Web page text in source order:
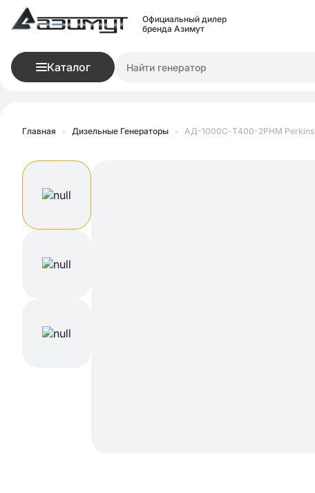
Официальный дилер
бренда Азимут
Каталог
Главная • Дизельные Генераторы • АД-1000С-Т400-2РНМ Perkins